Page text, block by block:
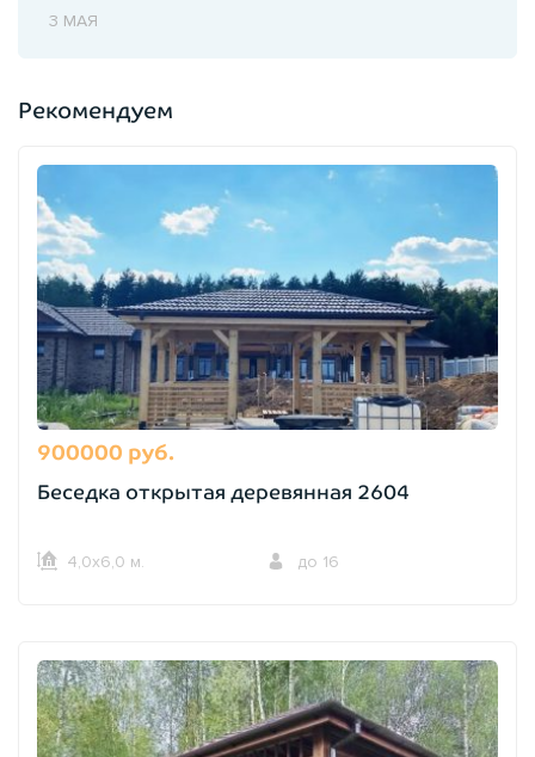
3 МАЯ
Рекомендуем
900000 руб.
Беседка открытая деревянная 2604
4,0х6,0 м. до 16